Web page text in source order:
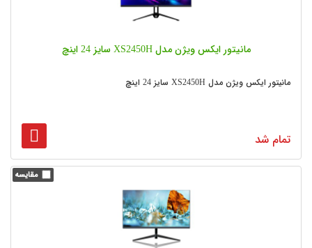
مانیتور ایکس ویژن مدل XS2450H سایز 24 اینچ
مانیتور ایکس ویژن مدل XS2450H سایز 24 اینچ
تمام شد